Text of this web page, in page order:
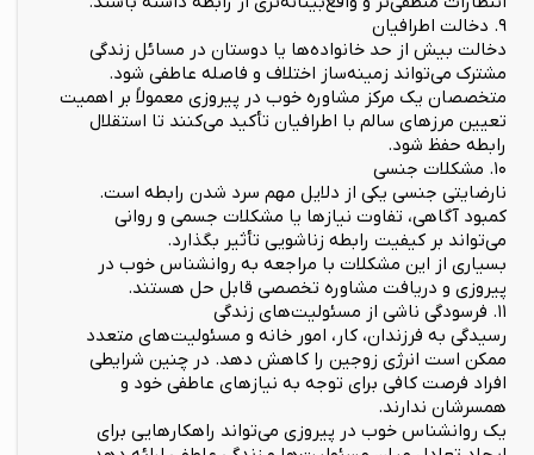
۹. دخالت اطرافیان
دخالت بیش از حد خانواده‌ها یا دوستان در مسائل زندگی
مشترک می‌تواند زمینه‌ساز اختلاف و فاصله عاطفی شود.
متخصصان یک مرکز مشاوره خوب در پیروزی معمولاً بر اهمیت
تعیین مرزهای سالم با اطرافیان تأکید می‌کنند تا استقلال
رابطه حفظ شود.
۱۰. مشکلات جنسی
نارضایتی جنسی یکی از دلایل مهم سرد شدن رابطه است.
کمبود آگاهی، تفاوت نیازها یا مشکلات جسمی و روانی
می‌تواند بر کیفیت رابطه زناشویی تأثیر بگذارد.
بسیاری از این مشکلات با مراجعه به روانشناس خوب در
پیروزی و دریافت مشاوره تخصصی قابل حل هستند.
۱۱. فرسودگی ناشی از مسئولیت‌های زندگی
رسیدگی به فرزندان، کار، امور خانه و مسئولیت‌های متعدد
ممکن است انرژی زوجین را کاهش دهد. در چنین شرایطی
افراد فرصت کافی برای توجه به نیازهای عاطفی خود و
همسرشان ندارند.
یک روانشناس خوب در پیروزی می‌تواند راهکارهایی برای